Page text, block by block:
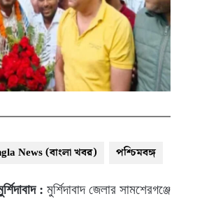
News (বাংলা খবর) পশ্চিমবঙ্গ
: মুর্শিদাবাদ জেলার সামশেরগঞ্জে